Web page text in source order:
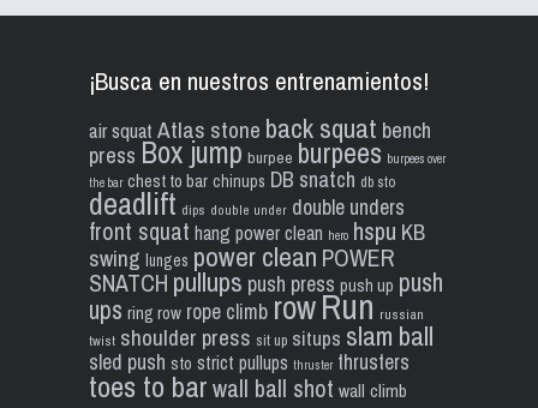
¡Busca en nuestros entrenamientos!
air squat Atlas stone back squat bench
press Box jump burpee burpees burpees over
the bar chest to bar chinups DB snatch db sto
deadlift dips double under double unders
front squat hang power clean hero hspu KB
swing lunges power clean POWER
SNATCH pullups push press push up push
ups ring row rope climb rowRun russian
twist shoulder press sit up situps slam ball
sled push sto strict pullups thruster thrusters
toes to barwall ball shot wall climb